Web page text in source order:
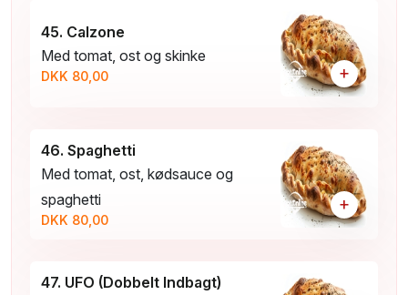
45. Calzone
Med tomat, ost og skinke
DKK 80,00 +
46. Spaghetti
Med tomat, ost, kødsauce og
spaghetti
DKK 80,00
+
47. UFO (Dobbelt Indbagt)